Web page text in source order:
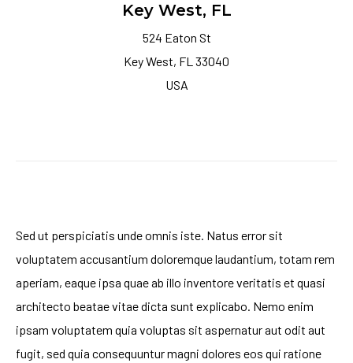
Key West, FL
524 Eaton St
Key West, FL 33040
USA
Sed ut perspiciatis unde omnis iste. Natus error sit
voluptatem accusantium doloremque laudantium, totam rem
aperiam, eaque ipsa quae ab illo inventore veritatis et quasi
architecto beatae vitae dicta sunt explicabo. Nemo enim
ipsam voluptatem quia voluptas sit aspernatur aut odit aut
fugit, sed quia consequuntur magni dolores eos qui ratione